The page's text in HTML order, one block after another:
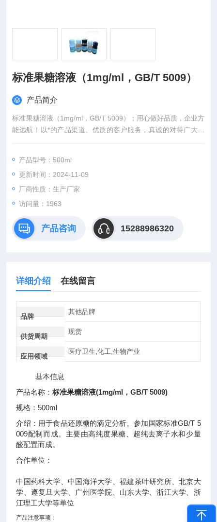
标准果糖溶液（1mg/ml，GB/T 5009）
产品简介
标准果糖溶液（1mg/ml，GB/T 5009）；用心做好品质，企业方
能远航！以*的产品渠道、优质的客户服务，真诚的对待广大同
人，我司分别在上海、武汉，等城市设有专业实验室，竭诚服务
产品型号：500ml
更新时间：2024-11-09
厂商性质：生产厂家
访问量：1963
产品咨询 15288986320
详细介绍 在线留言
品牌
其他品牌
供货周期
现货
应用领域
医疗卫生,化工,生物产业
基本信息
产品名称：标准果糖溶液(1mg/ml，GB/T 5009)
规格：500ml
介绍：用于食品还原糖的滴定分析。参加国家标准GB/T 5
009配制而成。主要由高纯度果糖、超纯去离子水和少量
酸配置而成。
合作单位：
中国药科大学、中国海洋大学、福建茶叶研究所、北京大
学、遵复旦大学、广州医学院、山东大学、浙江大学、浙
江理工大学等单位
产品注意事项：